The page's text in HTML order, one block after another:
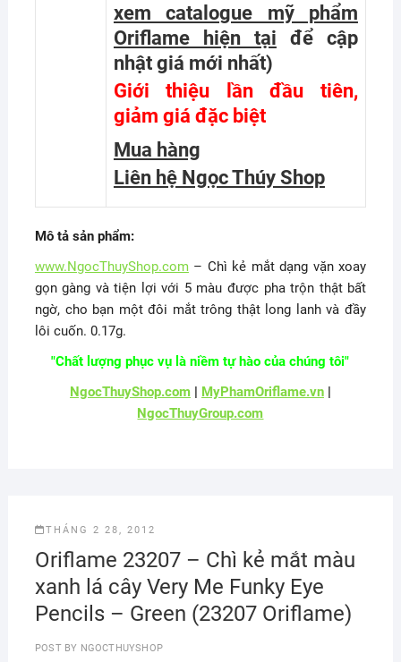
xem catalogue mỹ phẩm
Oriflame hiện tại
để cập
nhật giá mới nhất)
Giới thiệu lần đầu tiên,
giảm giá đặc biệt
Mua hàng
Liên hệ Ngọc Thúy Shop
Mô tả sản phẩm:
www.NgocThuyShop.com– Chì kẻ mắt dạng vặn xoay
gọn gàng và tiện lợi với 5 màu được pha trộn thật bất
ngờ, cho bạn một đôi mắt trông thật long lanh và đầy
lôi cuốn. 0.17g.
"Chất lượng phục vụ là niềm tự hào của chúng tôi"
NgocThuyShop.com| MyPhamOriflame.vn|
NgocThuyGroup.com
THÁNG 2 28, 2012
Oriflame 23207 – Chì kẻ mắt màu
xanh lá cây Very Me Funky Eye
Pencils – Green (23207 Oriflame)
POST BY NGOCTHUYSHOP